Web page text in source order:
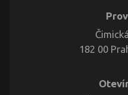
182 00